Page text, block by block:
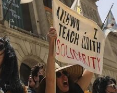
总成本超过10亿美元。
代以来的艺术作品，并自
不同于传统按时间顺序排
题划分为“抽象”、“流行
“叙事”等单元。根据新闻
众“按照自己的方式”与艺